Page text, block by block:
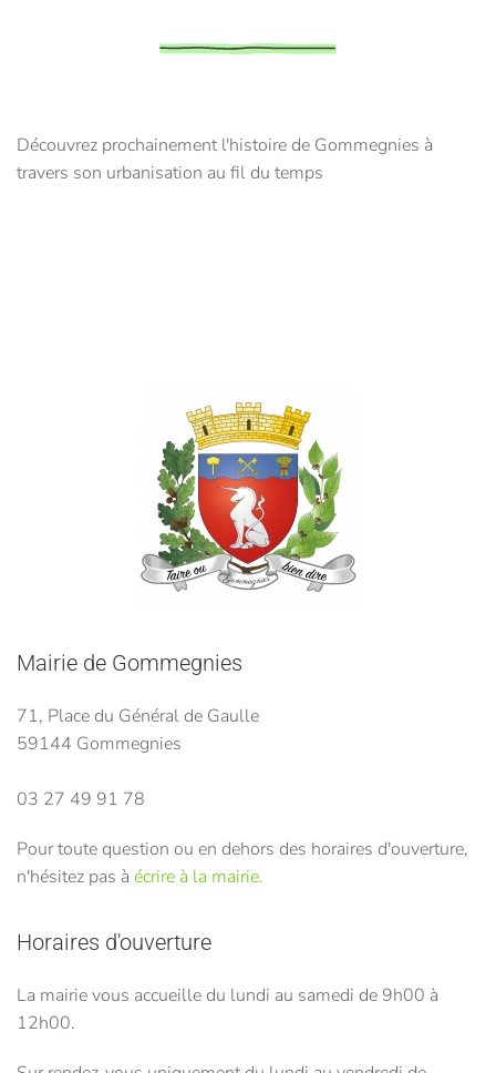
Découvrez prochainement l'histoire de Gommegnies à
travers son urbanisation au fil du temps
Mairie de Gommegnies
71, Place du Général de Gaulle
59144 Gommegnies
03 27 49 91 78
Pour toute question ou en dehors des horaires d'ouverture,
n'hésitez pas à écrire à la mairie.
Horaires d'ouverture
La mairie vous accueille du lundi au samedi de 9h00 à
12h00.